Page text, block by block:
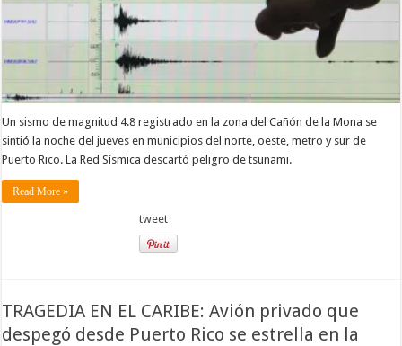
Un sismo de magnitud 4.8 registrado en la zona del Cañón de la Mona se
sintió la noche del jueves en municipios del norte, oeste, metro y sur de
Puerto Rico. La Red Sísmica descartó peligro de tsunami.
Read More »
tweet
TRAGEDIA EN EL CARIBE: Avión privado que
despegó desde Puerto Rico se estrella en la